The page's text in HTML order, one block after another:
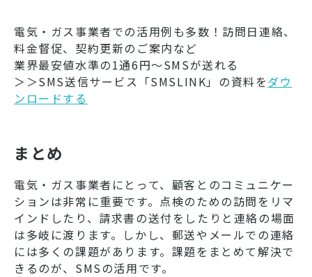
電気・ガス事業者での活用例も多数！訪問日連絡、
料金督促、契約更新のご案内など
業界最安値水準の1通6円～SMSが送れる
＞＞SMS送信サービス「SMSLINK」の資料をダウ
ンロードする
まとめ
電気・ガス事業者にとって、顧客とのコミュニケー
ションは非常に重要です。点検のための訪問をリマ
インドしたり、請求書の送付をしたりと連絡の場面
は多岐に渡ります。しかし、郵送やメールでの連絡
には多くの課題があります。課題をまとめて解決で
きるのが、SMSの活用です。